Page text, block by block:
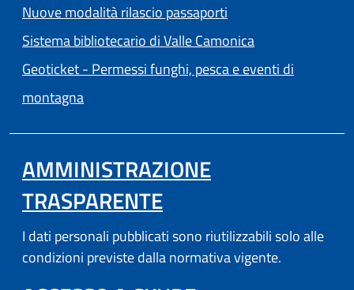
Nuove modalità rilascio passaporti
Sistema bibliotecario di Valle Camonica
Geoticket - Permessi funghi, pesca e eventi di
montagna
AMMINISTRAZIONE
TRASPARENTE
I dati personali pubblicati sono riutilizzabili solo alle
condizioni previste dalla normativa vigente.